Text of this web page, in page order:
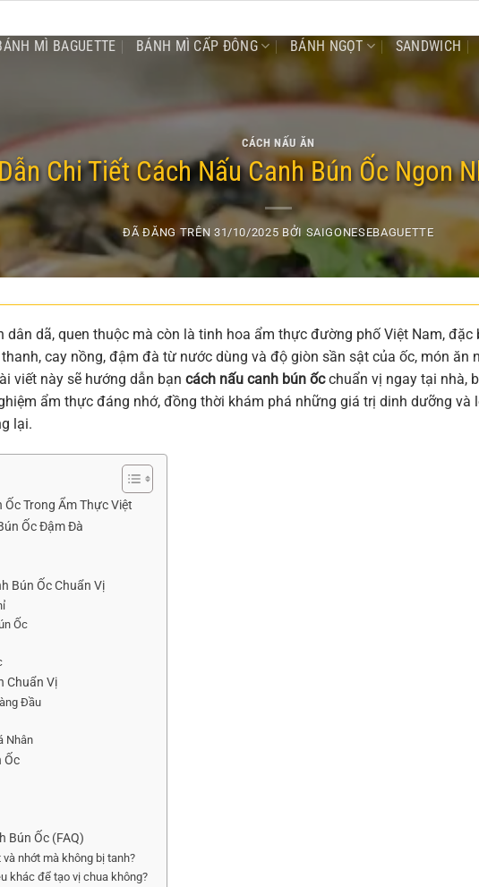
MÌ BAGUETTE BÁNH MÌ CẤP ĐÔNG BÁNH NGỌT SANDWICH
CÁCH NẤU ĂN
Chi Tiết Cách Nấu Canh Bún Ốc Ngon
ĐÃ ĐĂNG TRÊN 31/10/2025 BỞI SAIGONESEBAGUETTE
dân dã, quen thuộc mà còn là tinh hoa ẩm thực đường phố Việt Nam, đặc
cay nồng, đậm đà từ nước dùng và độ giòn sần sật của ốc, món ăn
viết này sẽ hướng dẫn bạn cách nấu canh bún ốcchuẩn vị ngay tại nhà,
ẩm thực đáng nhớ, đồng thời khám phá những giá trị dinh dưỡng và
lại.
Trong Ẩm Thực Việt
Ốc Đậm Đà
Bún Ốc Chuẩn Vị
Ốc
Chuẩn Vị
Đầu
Nhân
Ốc
Bún Ốc (FAQ)
nhớt mà không bị tanh?
khác để tạo vị chua không?